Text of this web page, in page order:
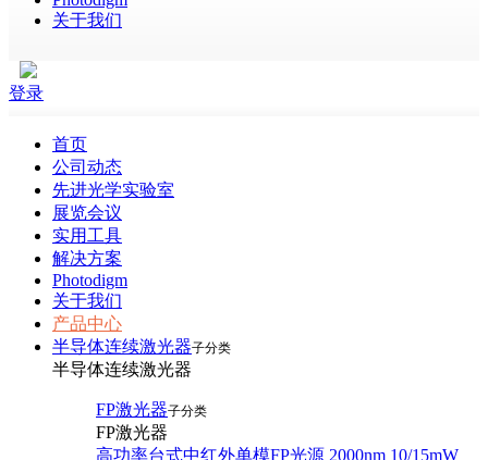
关于我们
登录
首页
公司动态
先进光学实验室
展览会议
实用工具
解决方案
Photodigm
关于我们
产品中心
半导体连续激光器子分类
半导体连续激光器
FP激光器子分类
FP激光器
高功率台式中红外单模FP光源 2000nm 10/15mW